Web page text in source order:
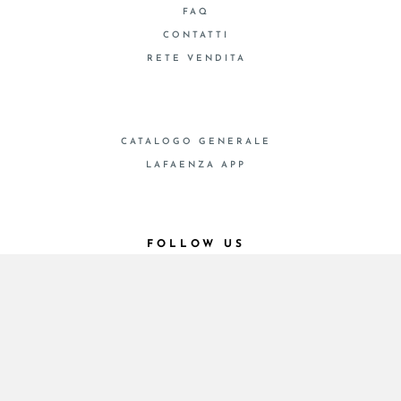
FAQ
CONTATTI
RETE VENDITA
CATALOGO GENERALE
LAFAENZA APP
FOLLOW US